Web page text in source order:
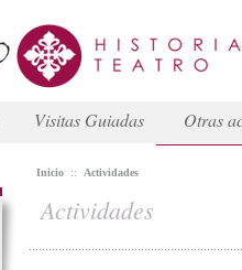
Visitas Guiadas Otras
Inicio :: Actividades
Actividades